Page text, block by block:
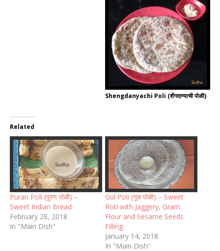
Shengdanyachi Poli (शेंगदाण्याची पोळी)
Related
Puran Poli (पुरण पोळी) –
Sweet Indian Bread
February 28, 2018
In "Main Dish"
Gul Poli (गूळ पोळी) – Sweet
Roti with Jaggery, Gram
Flour and Sesame Seeds
Filling
January 14, 2018
In "Main Dish"